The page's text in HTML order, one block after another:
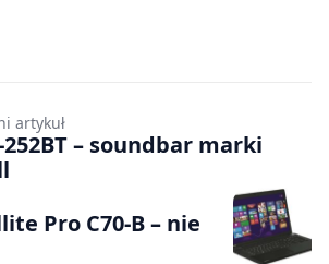
artykuł
252BT – soundbar marki
Pro C70-B – nie